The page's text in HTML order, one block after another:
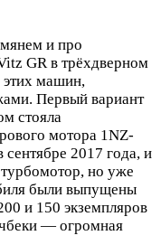
и про
GR в трёхдверном
этих машин,
Первый вариант
стояла
мотора 1NZ-
сентябре 2017 года, и
но уже
были выпущены
и 150 экземпляров
— огромная